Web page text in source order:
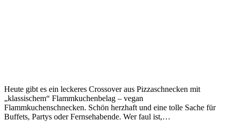
Heute gibt es ein leckeres Crossover aus Pizzaschnecken mit
„klassischem“ Flammkuchenbelag – vegan
Flammkuchenschnecken. Schön herzhaft und eine tolle Sache für
Buffets, Partys oder Fernsehabende. Wer faul ist,…